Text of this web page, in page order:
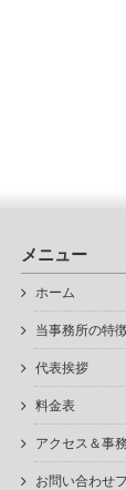
メニュー
ホーム
当事務所の特
代表挨拶
料金表
アクセス＆事
お問い合わせ